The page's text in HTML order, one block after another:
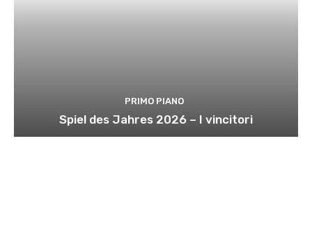
PRIMO PIANO
Spiel des Jahres 2026 – I vincitori